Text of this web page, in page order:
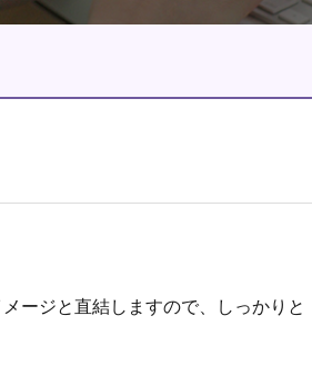
ージと直結しますので、しっかりと